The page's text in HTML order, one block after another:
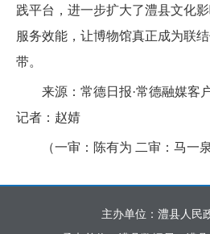
践平台，进一步扩大了澧县文化
服务效能，让博物馆真正成为联
带。
来源：常德日报·常德融媒
记者：赵婧
（一审：陈有为 二审：马一
主办单位：澧县人民